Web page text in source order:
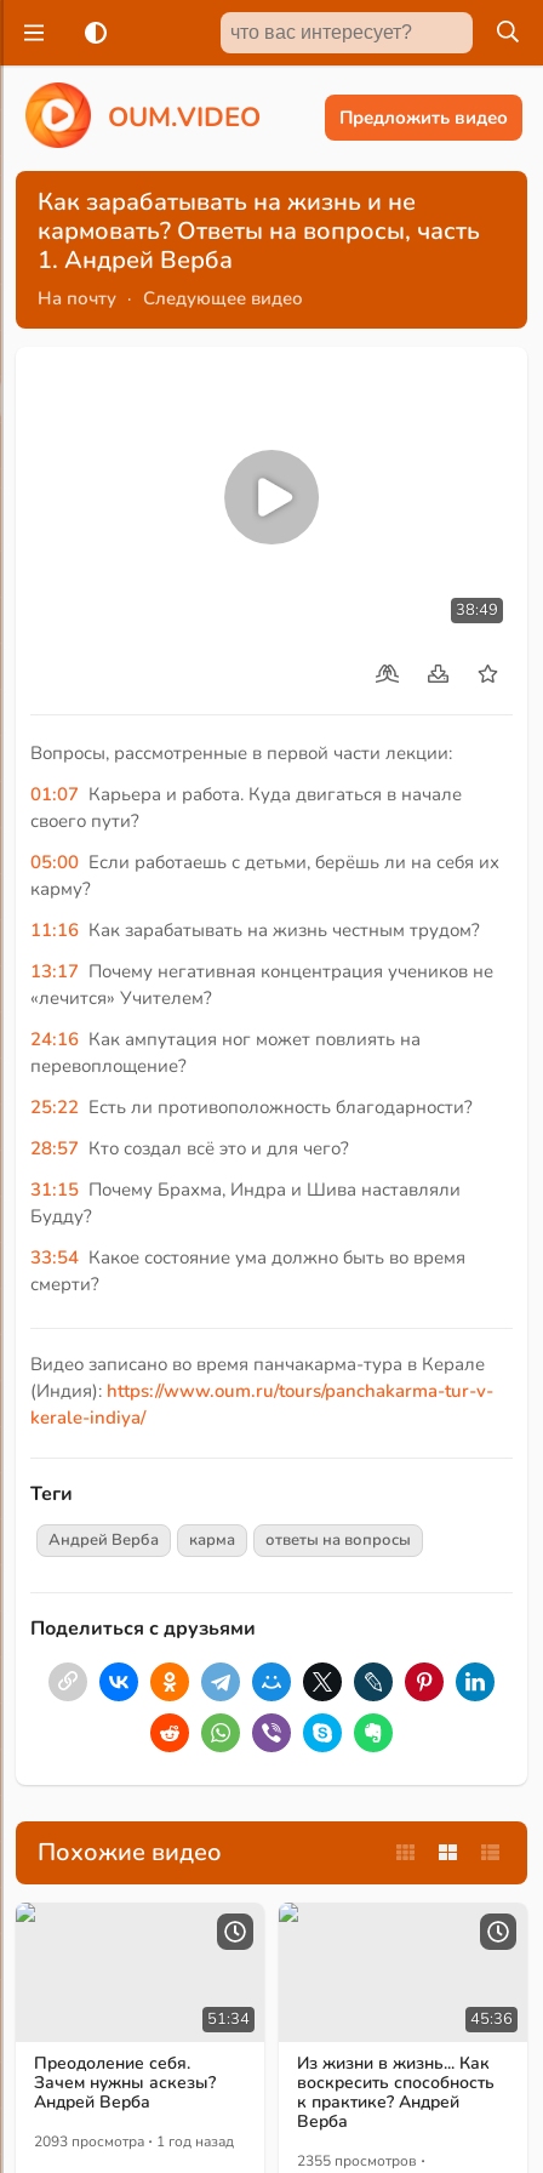
OUM.VIDEO Предложить видео
Как зарабатывать на жизнь и не
кармовать? Ответы на вопросы, часть
1. Андрей Верба
На почту · Следующее видео
38:49
Вопросы, рассмотренные в первой части лекции:
01:07 Карьера и работа. Куда двигаться в начале
своего пути?
05:00 Если работаешь с детьми, берёшь ли на себя их
карму?
11:16 Как зарабатывать на жизнь честным трудом?
13:17 Почему негативная концентрация учеников не
«лечится» Учителем?
24:16 Как ампутация ног может повлиять на
перевоплощение?
25:22 Есть ли противоположность благодарности?
28:57 Кто создал всё это и для чего?
31:15 Почему Брахма, Индра и Шива наставляли
Будду?
33:54 Какое состояние ума должно быть во время
смерти?
Видео записано во время панчакарма-тура в Керале
(Индия): https://www.oum.ru/tours/panchakarma-tur-v-
kerale-indiya/
Теги
Андрей Верба карма ответы на вопросы
Поделиться с друзьями
Похожие видео
51:34
Преодоление себя.
Зачем нужны аскезы?
Андрей Верба
2093 просмотра · 1 год назад
45:36
Из жизни в жизнь... Как
воскресить способность
к практике? Андрей
Верба
2355 просмотров ·